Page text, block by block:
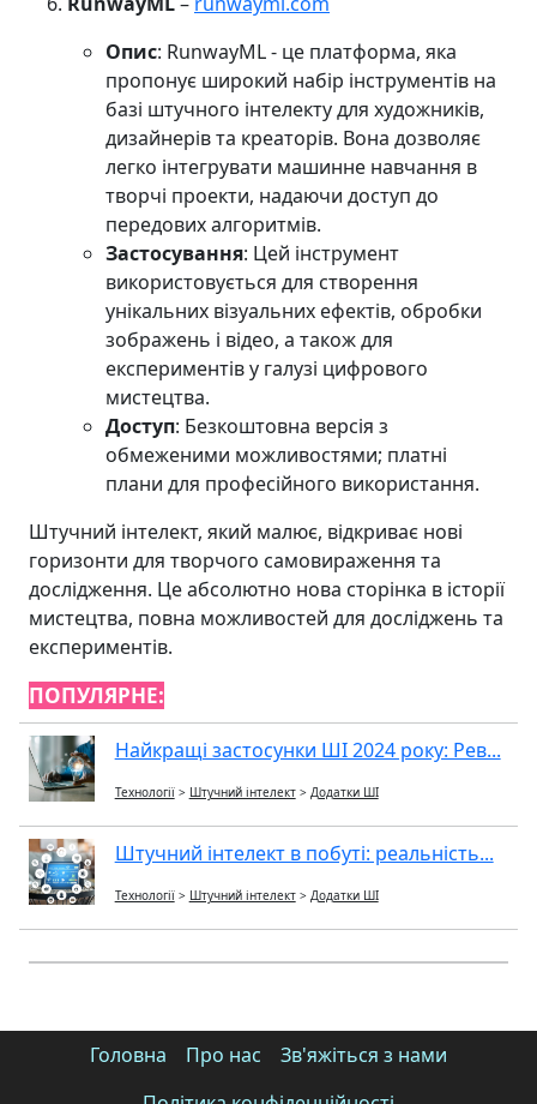
Опис: RunwayML - це платформа, яка
пропонує широкий набір інструментів на
базі штучного інтелекту для художників,
дизайнерів та креаторів. Вона дозволяє
легко інтегрувати машинне навчання в
творчі проекти, надаючи доступ до
передових алгоритмів.
Застосування: Цей інструмент
використовується для створення
унікальних візуальних ефектів, обробки
зображень і відео, а також для
експериментів у галузі цифрового
мистецтва.
Доступ: Безкоштовна версія з
обмеженими можливостями; платні
плани для професійного використання.
Штучний інтелект, який малює, відкриває нові
горизонти для творчого самовираження та
дослідження. Це абсолютно нова сторінка в історії
мистецтва, повна можливостей для досліджень та
експериментів.
ПОПУЛЯРНЕ:
Найкращі застосунки ШІ 2024 року: Рев...
Технології > Штучний інтелект > Додатки ШІ
Штучний інтелект в побуті: реальність...
Технології > Штучний інтелект > Додатки ШІ
Головна Про нас
Зв'яжіться з нами